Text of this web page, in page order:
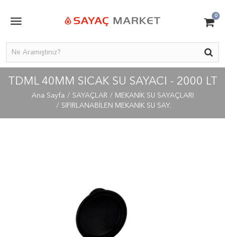
0
TDML 40MM SICAK SU SAYACI - 2000 LT
Ana Sayfa SAYAÇLAR
MEKANİK SU SAYAÇLARI
SIFIRLANABİLEN MEKANİK SU SAY.